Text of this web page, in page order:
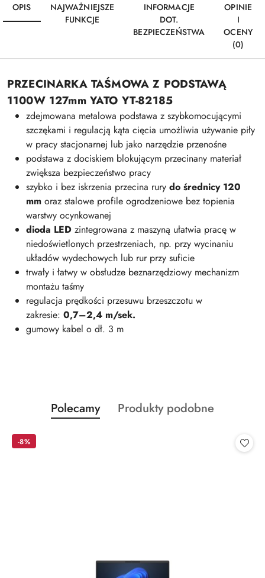
OPIS
NAJWAŻNIEJSZE
FUNKCJE
INFORMACJE
DOT.
BEZPIECZEŃSTWA
OPINIE
I
OCENY
(0)
PRZECINARKA TAŚMOWA Z PODSTAWĄ
1100W 127mm YATO YT-82185
zdejmowana metalowa podstawa z szybkomocującymi
szczękami i regulacją kąta cięcia umożliwia używanie piły
w pracy stacjonarnej lub jako narzędzie przenośne
podstawa z dociskiem blokującym przecinany materiał
zwiększa bezpieczeństwo pracy
szybko i bez iskrzenia przecina rury do średnicy 120
mm oraz stalowe profile ogrodzeniowe bez topienia
warstwy ocynkowanej
dioda LED zintegrowana z maszyną ułatwia pracę w
niedoświetlonych przestrzeniach, np. przy wycinaniu
układów wydechowych lub rur przy suficie
trwały i łatwy w obsłudze beznarzędziowy mechanizm
montażu taśmy
regulacja prędkości przesuwu brzeszczotu w
zakresie: 0,7–2,4 m/sek.
gumowy kabel o dł. 3 m
Pomiń karuzelę produktów
Produkty
o
Polecamy
Produkty
Produkty podobne
-8%